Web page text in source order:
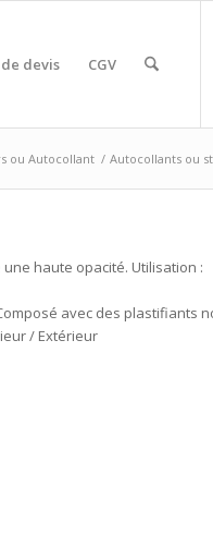
devis CGV
ou Autocollant / Autocollants ou
haute opacité. Utilisation :
avec des plastifiants
/ Extérieur